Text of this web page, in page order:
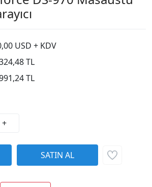
USD + KDV
TL
TL
+